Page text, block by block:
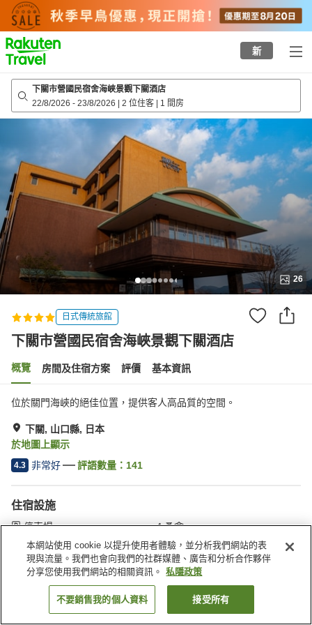
to
top
page
新
下關市營國民宿舍海峽景觀下關酒店
22/8/2026 - 23/8/2026 | 2 位住客 | 1 間房
26
日式傳統旅館
下關市營國民宿舍海峽景觀下關酒店
概覽 房間及住宿方案 評價 基本資訊
位於關門海峽的絕佳位置，提供客人高品質的空間。
下關, 山口縣, 日本
於地圖上顯示
4.3 非常好 評語數量： 141
住宿設施
停車場
桑拿
水療/美容院
餐廳
主頁 日本 山口縣 下關 下關市營國民宿舍海峽景觀下關酒店
找客房
本網站使用 cookie 以提升使用者體驗，並分析我們網站的表
現與流量。我們也會向我們的社群媒體、廣告和分析合作夥伴
分享您使用我們網站的相關資訊。
私隱政策
不要銷售我的個人資料 接受所有